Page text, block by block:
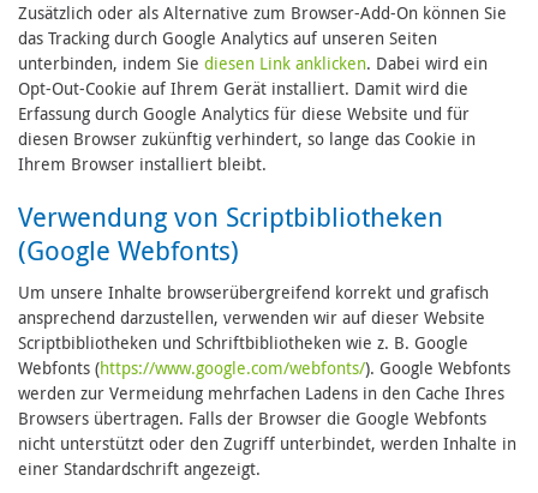
Zusätzlich oder als Alternative zum Browser-Add-On können Sie
das Tracking durch Google Analytics auf unseren Seiten
unterbinden, indem Sie diesen Link anklicken. Dabei wird ein
Opt-Out-Cookie auf Ihrem Gerät installiert. Damit wird die
Erfassung durch Google Analytics für diese Website und für
diesen Browser zukünftig verhindert, so lange das Cookie in
Ihrem Browser installiert bleibt.
Verwendung von Scriptbibliotheken
(Google Webfonts)
Um unsere Inhalte browserübergreifend korrekt und grafisch
ansprechend darzustellen, verwenden wir auf dieser Website
Scriptbibliotheken und Schriftbibliotheken wie z. B. Google
Webfonts (https://www.google.com/webfonts/). Google Webfonts
werden zur Vermeidung mehrfachen Ladens in den Cache Ihres
Browsers übertragen. Falls der Browser die Google Webfonts
nicht unterstützt oder den Zugriff unterbindet, werden Inhalte in
einer Standardschrift angezeigt.